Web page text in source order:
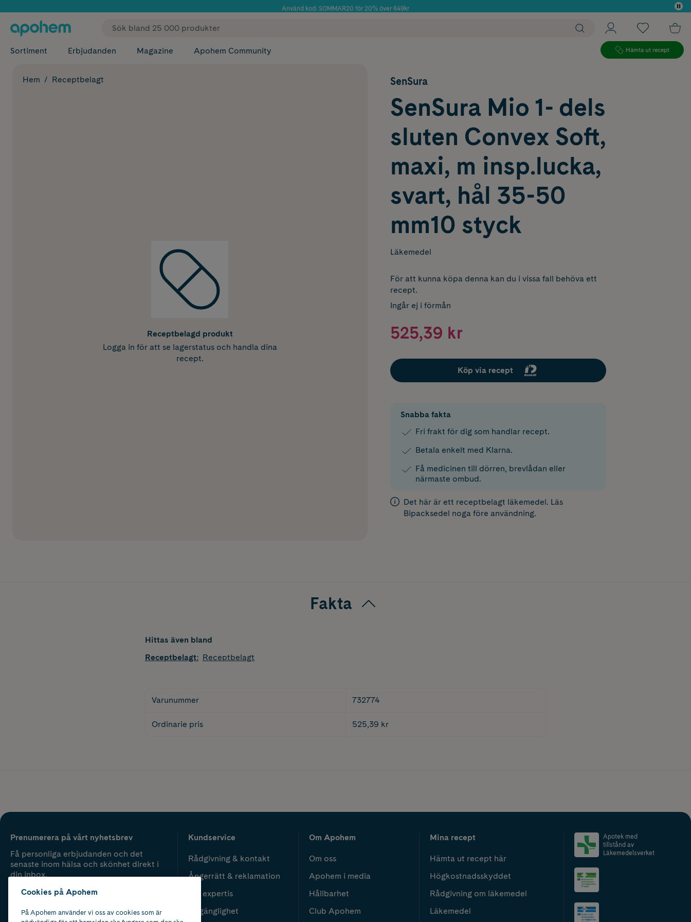
Använd kod: SOMMAR20 för 20% över 649kr
✓ Fri frakt
Sortiment Erbjudanden Magazine Apohem Community Hämta ut recept
Hem Receptbelagt
Receptbelagd produkt
Logga in för att se lagerstatus och handla dina
recept.
SenSura
SenSura Mio 1- dels
sluten Convex Soft,
maxi, m insp.lucka,
svart, hål 35-50
mm10 styck
Läkemedel
För att kunna köpa denna kan du i vissa fall behöva ett
recept.
Ingår ej i förmån
525,39 kr
Köp via recept
Snabba fakta
Fri frakt för dig som handlar recept.
Betala enkelt med Klarna.
Få medicinen till dörren, brevlådan eller
närmaste ombud.
Det här är ett receptbelagt läkemedel. Läs
Bipacksedel noga före användning.
Fakta
Hittas även bland
Receptbelagt: Receptbelagt
Varunummer 732774
Ordinarie pris 525,39 kr
Prenumerera på vårt nyhetsbrev
Få personliga erbjudanden och det
senaste inom hälsa och skönhet direkt i
din inbox.
Kundservice
Rådgivning & kontakt
Ångerrätt & reklamation
Vår expertis
Tillgänglighet
Om Apohem
Om oss
Apohem i media
Hållbarhet
Club Apohem
Mina recept
Hämta ut recept här
Högkostnadsskyddet
Rådgivning om läkemedel
Läkemedel
Apotek med
tillstånd av
Läkemedelsverket
Cookies på Apohem
På Apohem använder vi oss av cookies som är